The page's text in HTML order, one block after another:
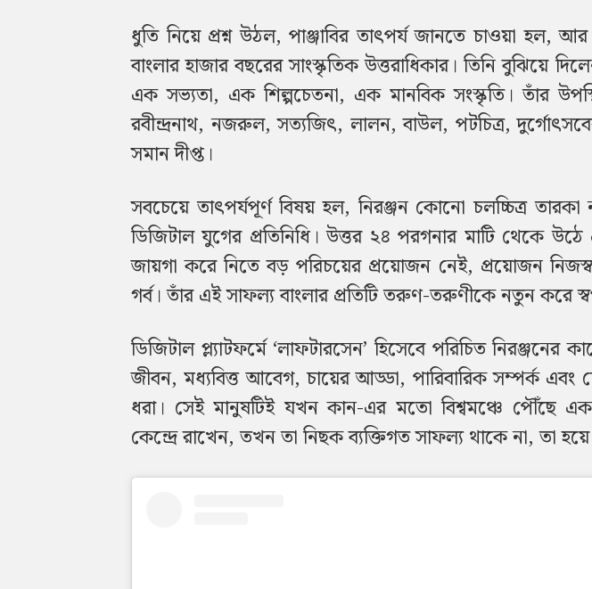
ধুতি নিয়ে প্রশ্ন উঠল, পাঞ্জাবির তাৎপর্য জানতে চাওয়া হল,
বাংলার হাজার বছরের সাংস্কৃতিক উত্তরাধিকার। তিনি বুঝিয়ে
এক সভ্যতা, এক শিল্পচেতনা, এক মানবিক সংস্কৃতি। তাঁর
রবীন্দ্রনাথ, নজরুল, সত্যজিৎ, লালন, বাউল, পটচিত্র,
সমান দীপ্ত।
সবচেয়ে তাৎপর্যপূর্ণ বিষয় হল, নিরঞ্জন কোনো চলচ্চিত্র তারকা
ডিজিটাল যুগের প্রতিনিধি। উত্তর ২৪ পরগনার মাটি থেকে
জায়গা করে নিতে বড় পরিচয়ের প্রয়োজন নেই, প্রয়োজন
গর্ব। তাঁর এই সাফল্য বাংলার প্রতিটি তরুণ-তরুণীকে নতুন করে
ডিজিটাল প্ল্যাটফর্মে ‘লাফটারসেন’ হিসেবে পরিচিত
জীবন, মধ্যবিত্ত আবেগ, চায়ের আড্ডা, পারিবারিক সম্পর্ক
ধরা। সেই মানুষটিই যখন কান-এর মতো বিশ্বমঞ্চে পৌঁছে
কেন্দ্রে রাখেন, তখন তা নিছক ব্যক্তিগত সাফল্য থাকে না, তা